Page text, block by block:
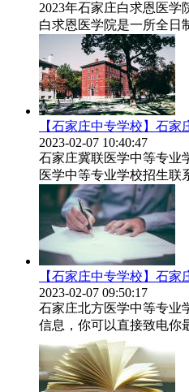
2023年石家庄白求恩医
白求恩医学院是一所全日
【石家庄中专学校】石
2023-02-07 10:40:47
石家庄冀联医学中等专业
医学中等专业学校招生联
【石家庄中专学校】石
2023-02-07 09:50:17
石家庄北方医学中等专业
信息，你可以直接致电你